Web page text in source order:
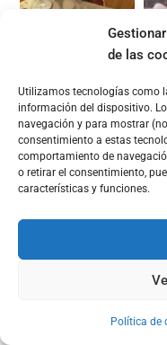
de las
Utilizamos tecnologías como
información del dispositivo.
navegación y para mostrar
consentimiento a estas
comportamiento de
o retirar el consentimiento,
características y funciones.
Política de